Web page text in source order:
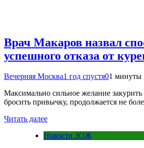
Врач Макаров назвал
успешного отказа от
Вечерняя Москва1 год спустя01 минуты
Максимально сильное желание
бросить привычку, продолжается не
Читать далее
Новости ЗОЖ